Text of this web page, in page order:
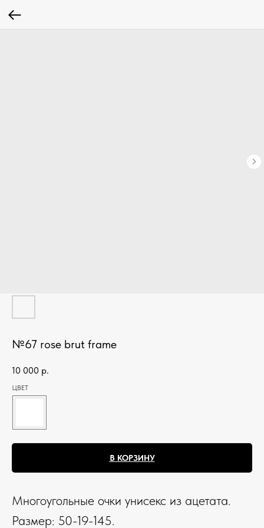
№67 rose brut frame
10 000 р.
ЦВЕТ
В КОРЗИНУ
Многоугольные очки унисекс из ацетата.
Размер: 50-19-145.